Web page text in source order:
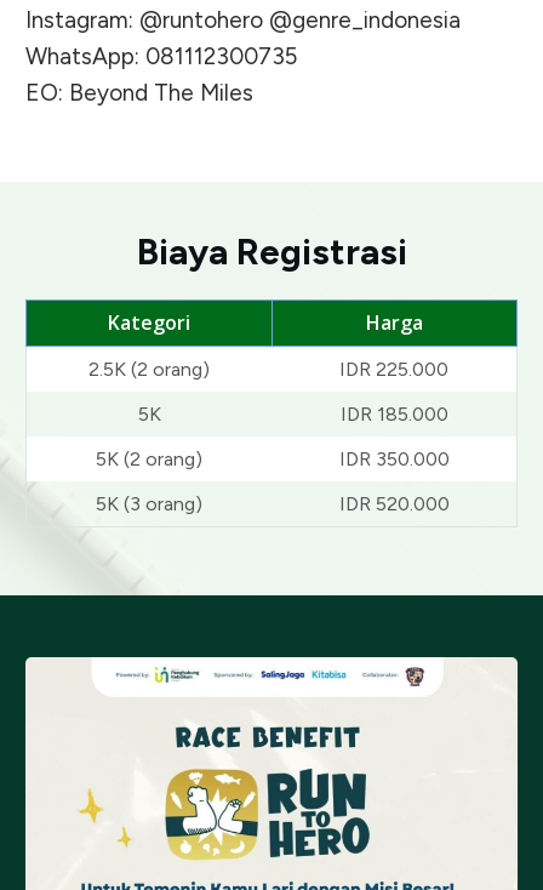
Instagram: @runtohero @genre_indonesia
WhatsApp: 081112300735
EO: Beyond The Miles
Biaya Registrasi
Kategori Harga
2.5K (2 orang)
IDR 225.000
5K
IDR 185.000
5K (2 orang)
IDR 350.000
5K (3 orang)
IDR 520.000